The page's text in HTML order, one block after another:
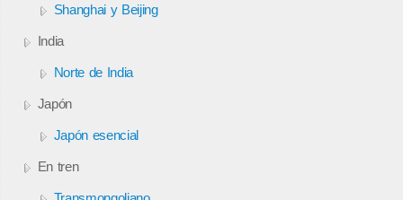
Shanghai y Beijing
India
Norte de India
Japón
Japón esencial
En tren